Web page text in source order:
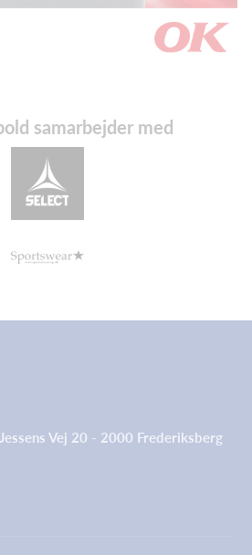
samarbejder med
Vej 20 - 2000 Frederiksberg